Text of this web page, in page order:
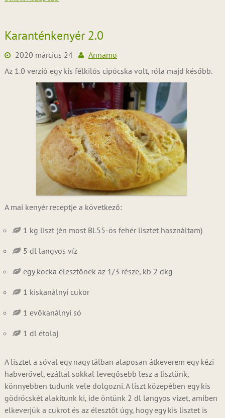
Karanténkenyér 2.0
2020 március 24
Annamo
Az 1.0 verzió egy kis félkilós cipócska volt, róla majd később.
A mai kenyér receptje a következő:
1 kg liszt (én most BL55-ös fehér lisztet használtam)
5 dl langyos víz
egy kocka élesztőnek az 1/3 része, kb 2 dkg
1 kiskanálnyi cukor
1 evőkanálnyi só
1 dl étolaj
A lisztet a sóval egy nagy tálban alaposan átkeverem egy kézi
habverővel, ezáltal sokkal levegősebb lesz a lisztünk,
könnyebben tudunk vele dolgozni. A liszt közepében egy kis
gödröcskét alakítunk ki, ide öntünk 2 dl langyos vizet, amiben
elkeverjük a cukrot és az élesztőt úgy, hogy egy kis lisztet is